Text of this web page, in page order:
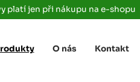
platí jen při nákupu na e-shopu
O nás Kontakt